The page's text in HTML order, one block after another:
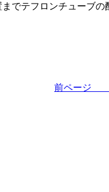
でテフロンチューブの
前ペー